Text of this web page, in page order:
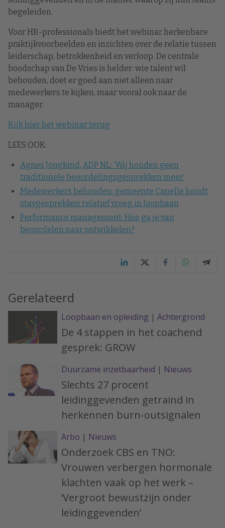
begeleiden.
Voor HR-professionals biedt het webinar herkenbare
praktijkvoorbeelden en inzichten over de relatie tussen
leiderschap, betrokkenheid en verloop. De centrale
boodschap van De Vries is helder: wie talent wil
behouden, doet er goed aan niet alleen naar
medewerkers te kijken, maar vooral ook naar de
manager.
Kijk hier het webinar terug
LEES OOK:
Agnes Jongkind, ADP NL: ‘Wij houden geen
traditionele beoordelingsgesprekken meer’
Medewerkers behouden: gemeente Capelle houdt
staygesprekken relatief vroeg in loopbaan
Performance management: Hoe ga je van
beoordelen naar ontwikkelen?
Gerelateerd
Loopbaan en opleiding | Achtergrond
De 4 stappen in het coachend
gesprek: GROW
Duurzame inzetbaarheid | Nieuws
Slechts 27 procent
leidinggevenden getraind in
herkennen burn-outsignalen
Arbo | Nieuws
Onderzoek CBS en TNO:
Vrouwen verbergen hormonale
klachten vaak op het werk –
‘Vergroot bewustzijn onder
leidinggevenden’